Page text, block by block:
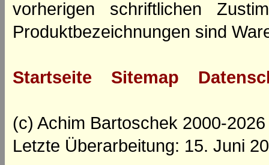
vorherigen schriftlichen
Produktbezeichnungen sind
Startseite Sitemap
(c) Achim Bartoschek 2000-2026
Letzte Überarbeitung: 15. Juni